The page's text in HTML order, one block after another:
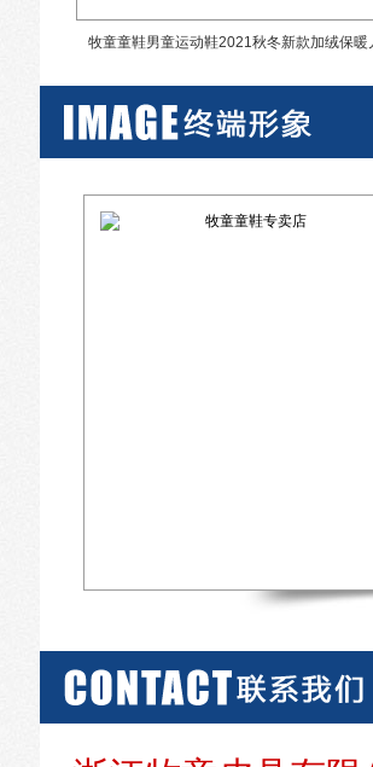
牧童童鞋男童运动鞋2021秋冬新款加绒保暖